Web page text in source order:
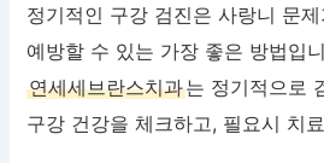
정기적인 구강 검진은 사랑니 문
예방할 수 있는 가장 좋은 방법입
연세세브란스치과는 정기적으로
구강 건강을 체크하고, 필요시 치